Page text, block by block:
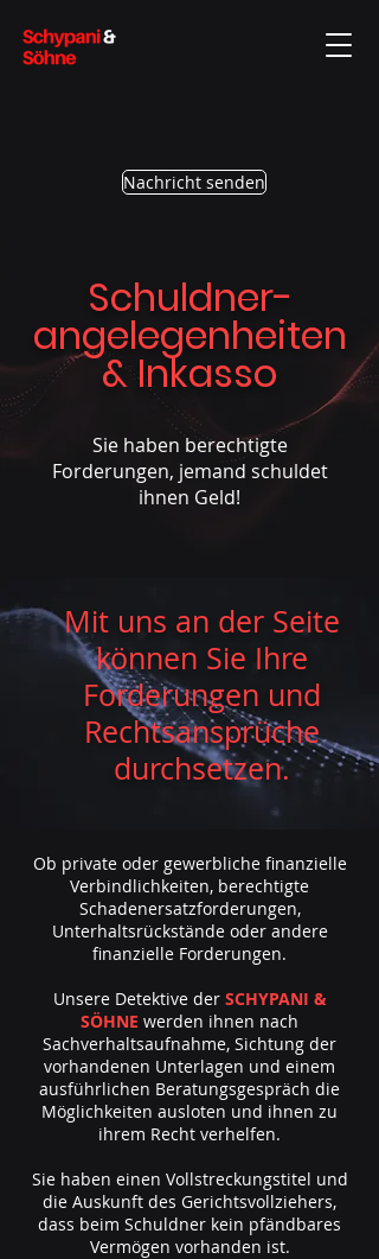
Nachricht senden
Schuldner-
angelegenheiten
& Inkasso
Sie haben berechtigte
Forderungen, jemand schuldet
ihnen Geld!
Mit uns an der Seite
können Sie Ihre
Forderungen und
Rechtsansprüche
durchsetzen.
Ob private oder gewerbliche finanzielle
Verbindlichkeiten, berechtigte
Schadenersatzforderungen,
Unterhaltsrückstände oder andere
finanzielle Forderungen.
Unsere Detektive derSCHYPANI &
SÖHNE werden ihnen nach
Sachverhaltsaufnahme, Sichtung der
vorhandenen Unterlagen und einem
ausführlichen Beratungsgespräch die
Möglichkeiten ausloten und ihnen zu
ihrem Recht verhelfen.
Sie haben einen Vollstreckungstitel und
die Auskunft des Gerichtsvollziehers,
dass beim Schuldner kein pfändbares
Vermögen vorhanden ist.